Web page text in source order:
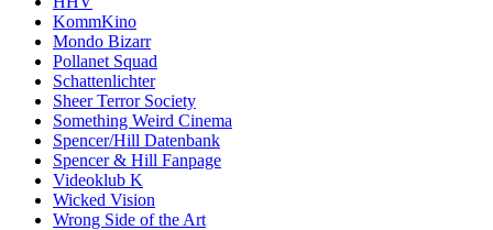
KommKino
Mondo Bizarr
Pollanet Squad
Schattenlichter
Sheer Terror Society
Something Weird Cinema
Spencer/Hill Datenbank
Spencer & Hill Fanpage
Videoklub K
Wicked Vision
Wrong Side of the Art